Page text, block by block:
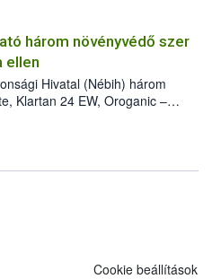
intézkedéseket a szlovák
terjedés megállítása érdekében.
három növényvédő szer
ellen
Hivatal (Nébih) három
Klartan 24 EW, Oroganic –
azok a szüretet követően,
91) stádiumáig
a károsító elleni további
és ökológiai termesztésben is
Cookie beállítások